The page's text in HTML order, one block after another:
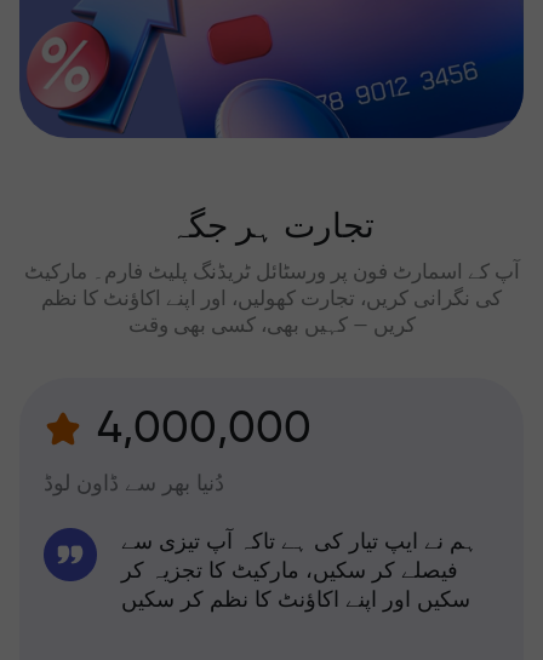
تجارت ہر جگہ
آپ کے اسمارٹ فون پر ورسٹائل ٹریڈنگ پلیٹ فارم۔ مارکیٹ
کی نگرانی کریں، تجارت کھولیں، اور اپنے اکاؤنٹ کا نظم
کریں — کہیں بھی، کسی بھی وقت
4,000,000
دُنیا بھر سے ڈاون لوڈ
ہم نے ایپ تیار کی ہے تاکہ آپ تیزی سے
فیصلے کر سکیں، مارکیٹ کا تجزیہ کر
سکیں اور اپنے اکاؤنٹ کا نظم کر سکیں